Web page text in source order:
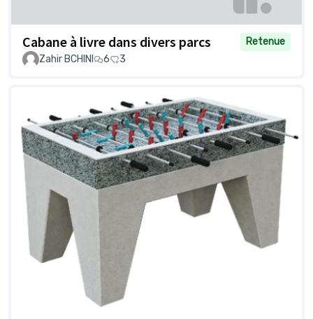
Cabane à livre dans divers parcs
Retenue
Zahir BCHINI
6 3